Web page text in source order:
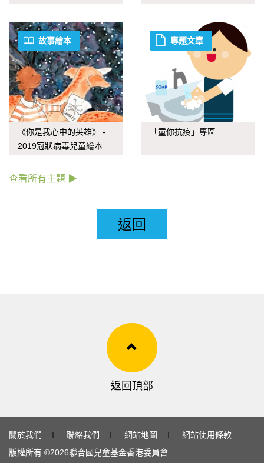
故事繪本
《你是我心中的英雄》 -
2019冠狀病毒兒童繪本
專題文章
「童你抗疫」專區
查看所有主題 ▶
返回
返回頂部
關於我們 ∣ 聯絡我們 ∣ 網站地圖 ∣
網站使用條款
版權所有 ©2026聯合國兒童基金香港委員會